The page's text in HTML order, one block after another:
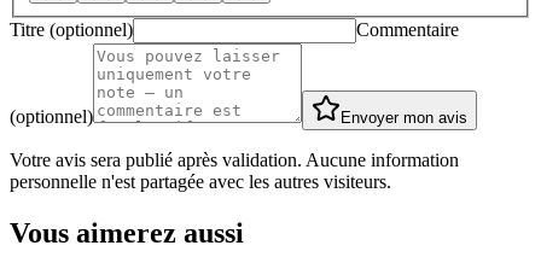
Titre (optionnel) Commentaire
(optionnel) Envoyer mon avis
Votre avis sera publié après validation. Aucune information
personnelle n'est partagée avec les autres visiteurs.
Vous aimerez aussi